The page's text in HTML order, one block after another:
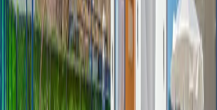
Havuz ve Bahçe :
Villamızın özel yüzme havuzun muhafazakar
olup dışardan görünmemektedir. Şezlong, şemsiye, yemek masası,
barbekü bulunmaktadır.
Yatak Odaları;
1. Yatak Odası : Çift kişilik yatak, klima, komodin, makyaj masası,
jakuzi, banyo ve tuvalet bulunmaktadır.
2. Yatak Odası :
1 adet çift kişilik yatak, 1 adet tek kişilik yatak,
komodin, klima, makyaj masası, elbise dolabı, banyo ve tuvalet
bulunmaktadır.
Başlangıç Fiyatı